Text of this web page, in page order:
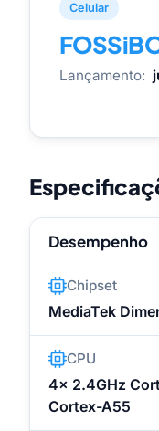
Celular
Lançamento:
Desempenho
Chipset
MediaTek
CPU
4x 2.4GHz
Cortex-A55